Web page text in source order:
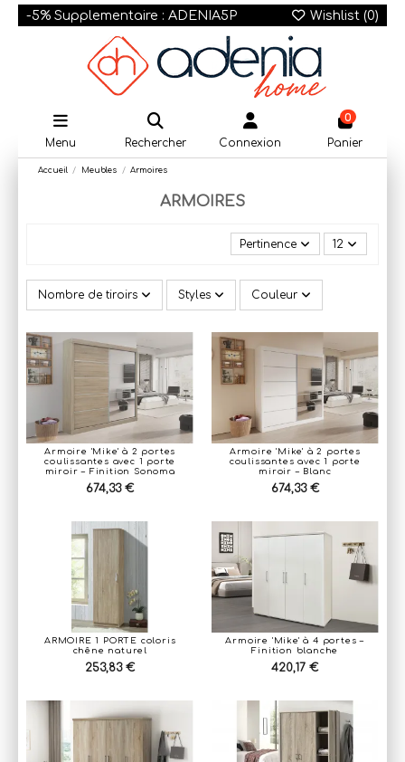
-5% Supplementaire : ADENIA5P Wishlist (0)
Menu Rechercher Connexion
0
Panier
Accueil Meubles Armoires
ARMOIRES
Pertinence 12
Nombre de tiroirs Styles Couleur
Armoire 'Mike' à 2 portes
coulissantes avec 1 porte
miroir – Finition Sonoma
674,33 €
Armoire 'Mike' à 2 portes
coulissantes avec 1 porte
miroir – Blanc
674,33 €
ARMOIRE 1 PORTE coloris
chêne naturel
253,83 €
Armoire 'Mike' à 4 portes –
Finition blanche
420,17 €